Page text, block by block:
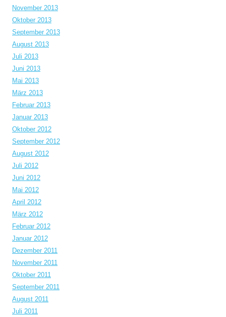
November 2013
Oktober 2013
September 2013
August 2013
Juli 2013
Juni 2013
Mai 2013
März 2013
Februar 2013
Januar 2013
Oktober 2012
September 2012
August 2012
Juli 2012
Juni 2012
Mai 2012
April 2012
März 2012
Februar 2012
Januar 2012
Dezember 2011
November 2011
Oktober 2011
September 2011
August 2011
Juli 2011